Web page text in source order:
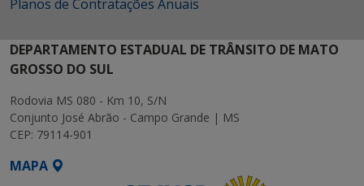
Planos de Contratações Anuais
DEPARTAMENTO ESTADUAL DE TRÂNSITO DE MATO
GROSSO DO SUL
Rodovia MS 080 - Km 10, S/N
Conjunto José Abrão - Campo Grande | MS
CEP: 79114-901
MAPA